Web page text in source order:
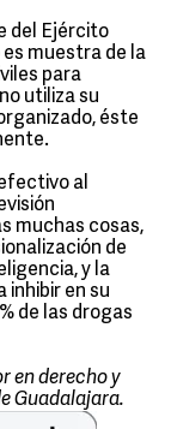
del Ejército
muestra de la
para
utiliza su
éste
al
muchas cosas,
de
y la
inhibir en su
de las drogas
en derecho y
Guadalajara.